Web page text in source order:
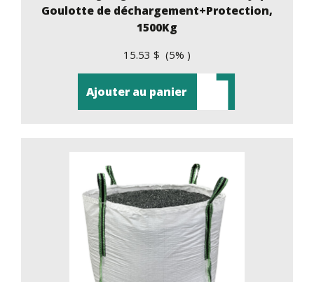
Goulotte de déchargement+Protection,
1500Kg
15.53 $ (5% )
Ajouter au panier